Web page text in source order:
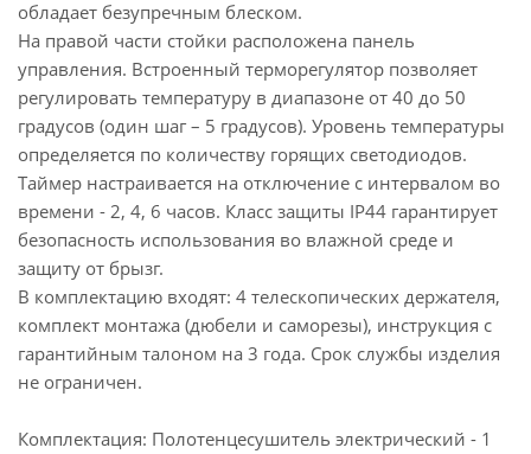
обладает безупречным блеском.
На правой части стойки расположена панель
управления. Встроенный терморегулятор позволяет
регулировать температуру в диапазоне от 40 до 50
градусов (один шаг – 5 градусов). Уровень температуры
определяется по количеству горящих светодиодов.
Таймер настраивается на отключение с интервалом во
времени - 2, 4, 6 часов. Класс защиты IP44 гарантирует
безопасность использования во влажной среде и
защиту от брызг.
В комплектацию входят: 4 телескопических держателя,
комплект монтажа (дюбели и саморезы), инструкция с
гарантийным талоном на 3 года. Срок службы изделия
не ограничен.
Комплектация: Полотенцесушитель электрический - 1